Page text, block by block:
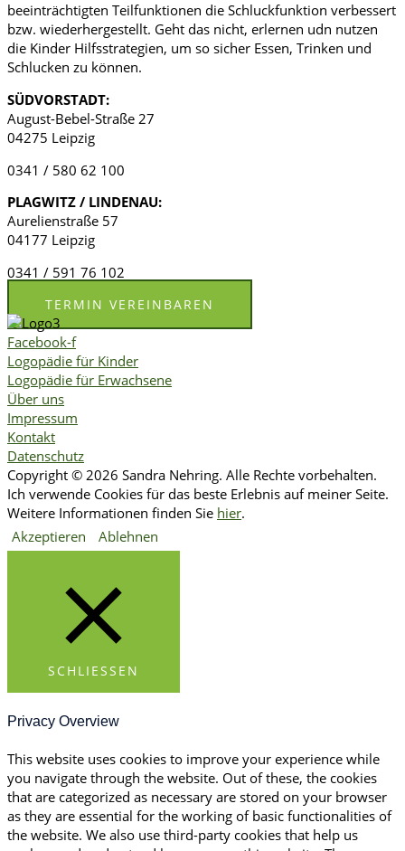
beeinträchtigten Teilfunktionen die Schluckfunktion verbessert
bzw. wiederhergestellt. Geht das nicht, erlernen udn nutzen
die Kinder Hilfsstrategien, um so sicher Essen, Trinken und
Schlucken zu können.
SÜDVORSTADT:
August-Bebel-Straße 27
04275 Leipzig
0341 / 580 62 100
PLAGWITZ / LINDENAU:
Aurelienstraße 57
04177 Leipzig
0341 / 591 76 102
TERMIN VEREINBAREN
Facebook-f
Logopädie für Kinder
Logopädie für Erwachsene
Über uns
Impressum
Kontakt
Datenschutz
Copyright © 2026 Sandra Nehring. Alle Rechte vorbehalten.
Ich verwende Cookies für das beste Erlebnis auf meiner Seite.
Weitere Informationen finden Sie hier.
Akzeptieren
Ablehnen
SCHLIESSEN
Privacy Overview
This website uses cookies to improve your experience while
you navigate through the website. Out of these, the cookies
that are categorized as necessary are stored on your browser
as they are essential for the working of basic functionalities of
the website. We also use third-party cookies that help us